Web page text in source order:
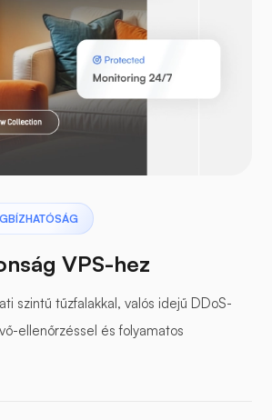
gyík
VPS-hez
szintű tűzfalakkal, valós idejű DDoS-
ellenőrzéssel és folyamatos